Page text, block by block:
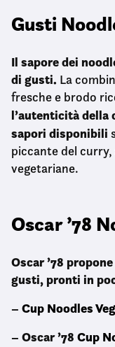
Gusti
Il sapore dei
di gusti. La
fresche e brodo
l’autenticità della
sapori disponibili
piccante del
vegetariane.
Oscar ’78
Oscar ’78
gusti, pronti in
– Cup Noodles
– Oscar ’78 Cup